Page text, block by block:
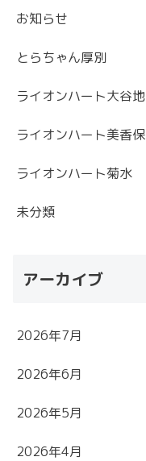
お知らせ
とらちゃん厚別
ライオンハート大谷地
ライオンハート美香保
ライオンハート菊水
未分類
アーカイブ
2026年7月
2026年6月
2026年5月
2026年4月